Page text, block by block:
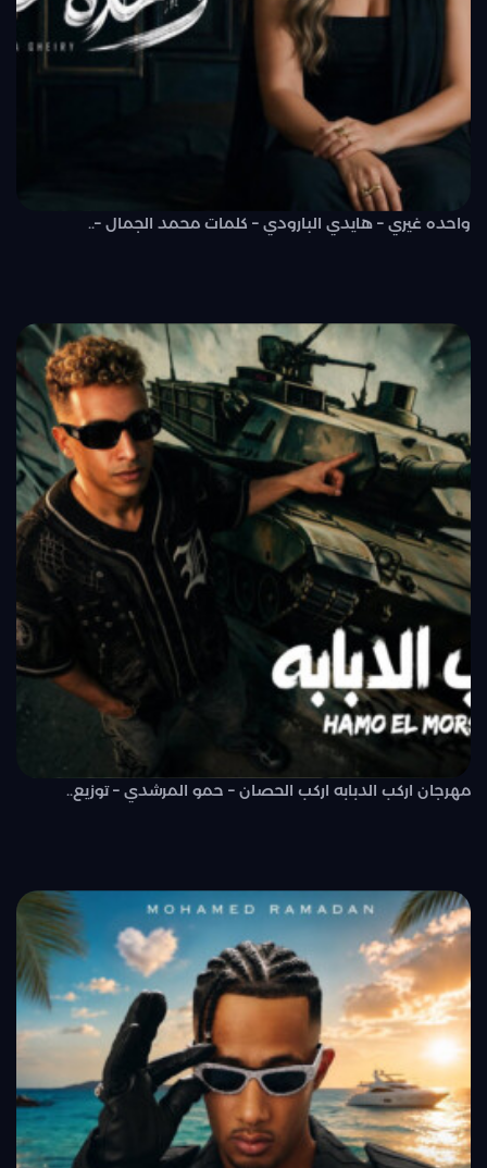
واحده غيري – هايدي البارودي – كلمات محمد الجمال –..
مهرجان اركب الدبابه اركب الحصان – حمو المرشدي – توزيع..